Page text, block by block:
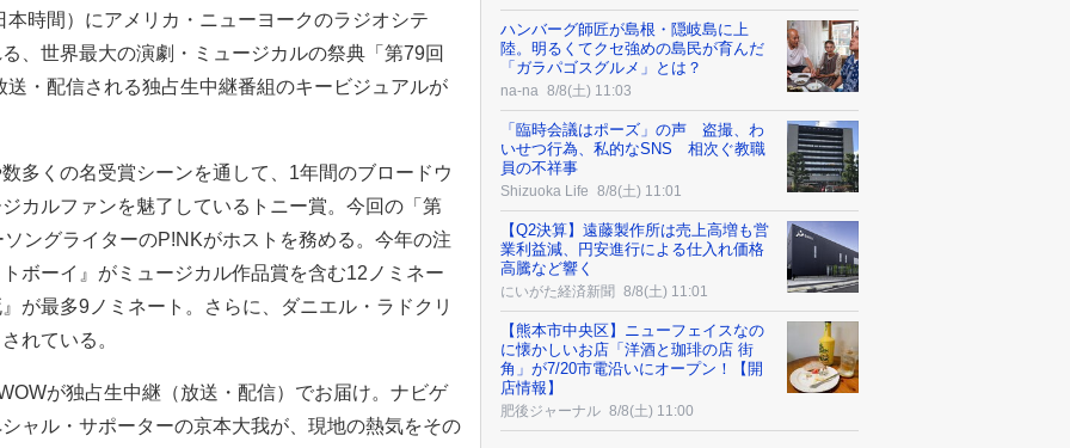
時間）にアメリカ・ニューヨークのラジオシテ
、世界最大の演劇・ミュージカルの祭典「第79回
・配信される独占生中継番組のキービジュアルが
多くの名受賞シーンを通して、1年間のブロードウ
カルファンを魅了しているトニー賞。今回の「第
ングライターのP!NKがホストを務める。今年の注
ボーイ』がミュージカル作品賞を含む12ノミネー
が最多9ノミネート。さらに、ダニエル・ラドクリ
れている。
が独占生中継（放送・配信）でお届け。ナビゲ
ャル・サポーターの京本大我が、現地の熱気をその
ハンバーグ師匠が島根・隠岐島に上
陸。明るくてクセ強めの島民が育んだ
「ガラパゴスグルメ」とは？
na-na 8/8(土) 11:03
「臨時会議はポーズ」の声 盗撮、わ
いせつ行為、私的なSNS 相次ぐ教職
員の不祥事
Shizuoka Life 8/8(土) 11:01
【Q2決算】遠藤製作所は売上高増も営
業利益減、円安進行による仕入れ価格
高騰など響く
にいがた経済新聞 8/8(土) 11:01
【熊本市中央区】ニューフェイスなの
に懐かしいお店「洋酒と珈琲の店 街
角」が7/20市電沿いにオープン！【開
店情報】
肥後ジャーナル 8/8(土) 11:00